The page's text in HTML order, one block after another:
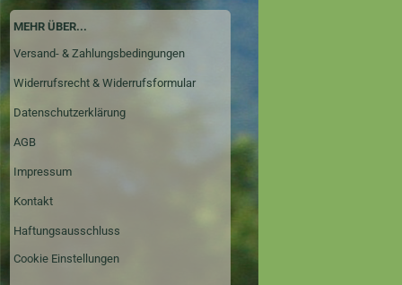
MEHR ÜBER...
Versand- & Zahlungsbedingungen
Widerrufsrecht & Widerrufsformular
Datenschutzerklärung
AGB
Impressum
Kontakt
Haftungsausschluss
Cookie Einstellungen